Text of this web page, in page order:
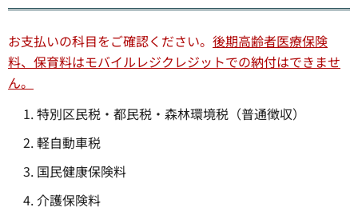
お支払いの科目をご確認ください。 後期高齢者医療保険
料、保育料はモバイルレジクレジットでの納付はできませ
ん。
特別区民税・都民税・森林環境税（普通徴収）
軽自動車税
国民健康保険料
介護保険料